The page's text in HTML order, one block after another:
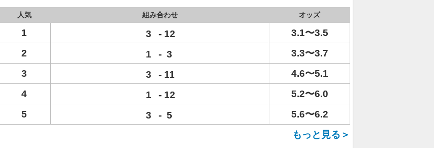
人気 組み合わせ オッズ
1 3 - 12
3.1〜3.5
2
1 - 3
3.3〜3.7
3
3 - 11
4.6〜5.1
4
1 - 12
5.2〜6.0
5
3 - 5
5.6〜6.2
もっと見る＞